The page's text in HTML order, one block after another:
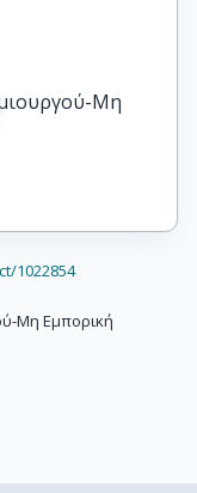
Μη
1022854
Μη Εμπορική